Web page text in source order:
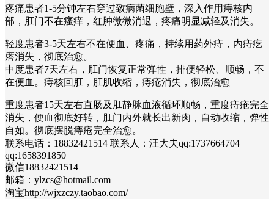
疼痛患者1-5分钟左右穿过致病菌细胞壁，深入作用痔核内
部，肛门不在瘙痒，红肿微微消退，疼痛明显减轻及消失。
轻度患者3-5天左右不在便血、疼痛，持续用药外痔，内痔疙
瘩消失，彻底治愈。
中度患者7天左右，肛门恢复正常弹性，排便轻松、顺畅，不
在便血。痔核回肛，肛肌收缩，痔疮消失，彻底治愈
重度患者15天左右直肠及肛静脉血液循环顺畅，重度痔疮完全
消失，便血彻底好转，肛门内外就长出新肉，自动收缩，弹性
自如。彻底摆脱痔疮完全治愈。
联系电话：18832421514 联系人：汪大夫qq:1737664704
qq:1658391850
微信18832421514
邮箱：ylzcs@hotmail.com
淘宝http://wjxzczy.taobao.com/